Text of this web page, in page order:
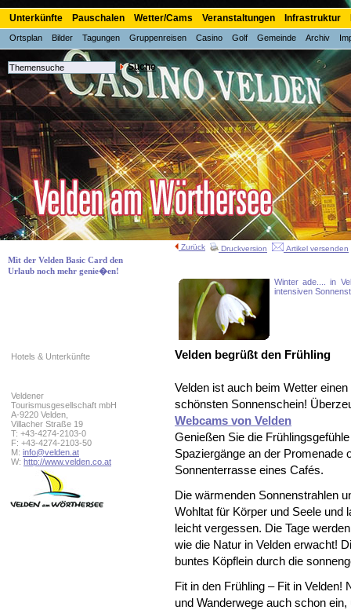
Unterkünfte Pauschalen Wetter/Cams Veranstaltungen Infrastruktur
Ortsplan Bilder Tagungen Gruppenreisen Casino Golf Gemeinde Archiv
Mit der Velden Basic Card den
Urlaub noch mehr genie�en!
Suche
Hotels & Unterkünfte
Veldener
Tourismusgesellschaft mbH
A-9220 Velden,
Villacher Straße 19
T: +43-4274-2103-0
F: +43-4274-2103-50
M: info@velden.at
W: http://www.velden.co.at
Zurück Druckversion Artikel versenden
Winter ade.... in
intensiven
Velden begrüßt den Frühling
Velden ist auch beim Wetter
schönsten Sonnenschein!
Webcams von Velden
Genießen Sie die
Spaziergänge an der Promenade
Sonnenterrasse eines Cafés.
Die wärmenden Sonnenstrahlen
Wohltat für Körper und Seele und
leicht vergessen. Die Tage
wie die Natur in Velden erwacht!
buntes Köpflein durch die
Fit in den Frühling – Fit in Velden!
und Wanderwege auch schon